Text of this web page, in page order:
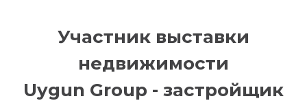
Участник выставки
недвижимости
Uygun Group - застройщик